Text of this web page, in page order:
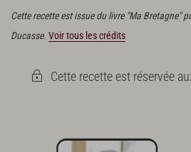
Cette recette est issue du livre "Ma Bretagne"
Ducasse. Voir tous les crédits
Cette recette est réservée